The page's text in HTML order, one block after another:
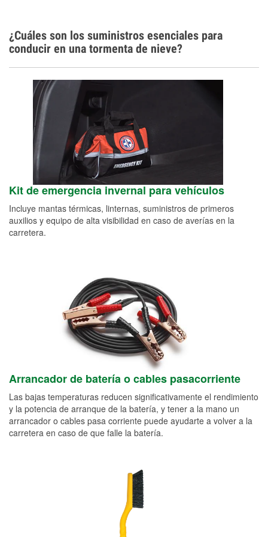
¿Cuáles son los suministros esenciales para
conducir en una tormenta de nieve?
Kit de emergencia invernal para vehículos
Incluye mantas térmicas, linternas, suministros de primeros
auxilios y equipo de alta visibilidad en caso de averías en la
carretera.
Arrancador de batería o cables pasacorriente
Las bajas temperaturas reducen significativamente el rendimiento
y la potencia de arranque de la batería, y tener a la mano un
arrancador o cables pasa corriente puede ayudarte a volver a la
carretera en caso de que falle la batería.